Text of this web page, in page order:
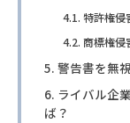
特許権侵
商標権侵
警告書を無
ライバル企
ば？